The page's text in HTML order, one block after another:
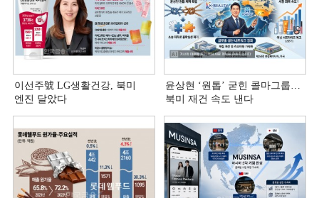
이선주號 LG생활건강, 북미
엔진 달았다
윤상현 ‘원톱ʼ 굳힌 콜마그룹…
북미 재건 속도 낸다